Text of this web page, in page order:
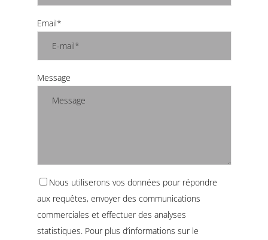
Email*
Message
Nous utiliserons vos données pour répondre
aux requêtes, envoyer des communications
commerciales et effectuer des analyses
statistiques. Pour plus d’informations sur le